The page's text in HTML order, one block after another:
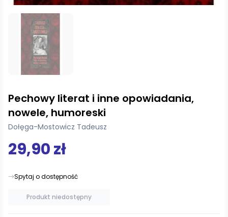
Pechowy literat i inne opowiadania,
nowele, humoreski
Dołęga-Mostowicz Tadeusz
29,90 zł
Spytaj o dostępność
Produkt niedostępny